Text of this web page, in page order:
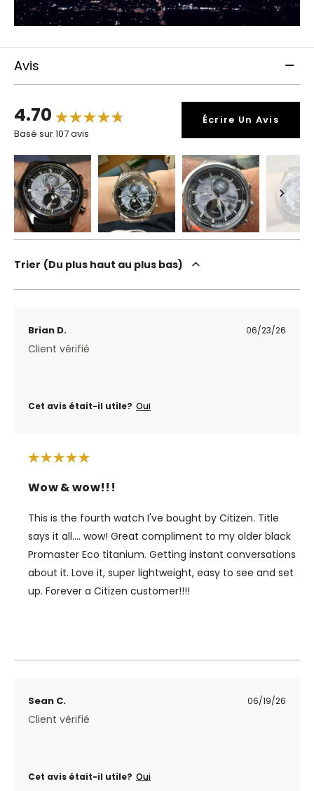
Avis
4.70
Basé sur 107 avis
Écrire Un Avis
Trier Du plus haut au plus bas
Brian D. 06/23/26
Client vérifié
Cet avis était-il utile? Oui
Wow & wow!!!
This is the fourth watch I've bought by Citizen. Title
says it all.... wow! Great compliment to my older black
Promaster Eco titanium. Getting instant conversations
about it. Love it, super lightweight, easy to see and set
up. Forever a Citizen customer!!!!
Sean C. 06/19/26
Client vérifié
Cet avis était-il utile? Oui